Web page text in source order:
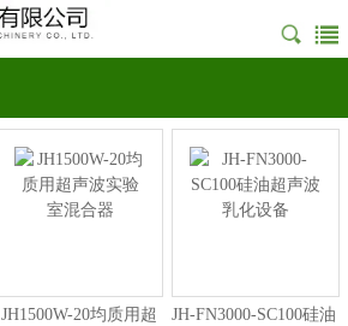
JH1500W-20均质用超
JH-FN3000-SC100硅油